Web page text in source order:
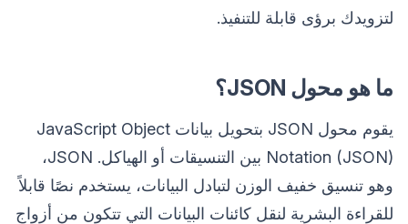
لتزويدك برؤى قابلة للتنفيذ.
ما هو محول JSON؟
يقوم محول JSON بتحويل بيانات JavaScript Object
Notation (JSON) بين التنسيقات أو الهياكل. JSON،
وهو تنسيق خفيف الوزن لتبادل البيانات، يستخدم نصًا قابلاً
للقراءة البشرية لنقل كائنات البيانات التي تتكون من أزواج